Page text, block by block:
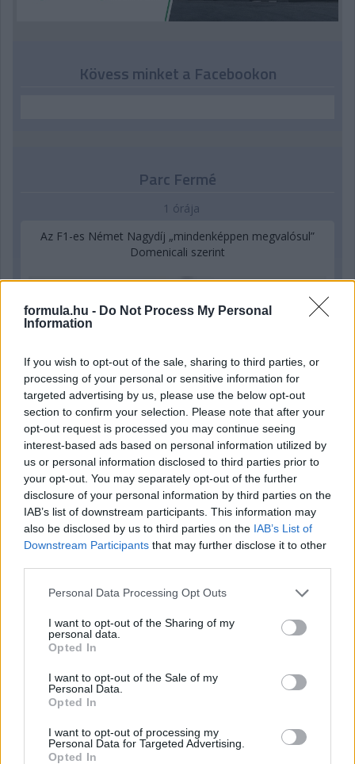
formula.hu - Do Not Process My Personal
Information
If you wish to opt-out of the sale, sharing to third parties, or
processing of your personal or sensitive information for
targeted advertising by us, please use the below opt-out
section to confirm your selection. Please note that after your
opt-out request is processed you may continue seeing
interest-based ads based on personal information utilized by
us or personal information disclosed to third parties prior to
your opt-out. You may separately opt-out of the further
disclosure of your personal information by third parties on the
IAB’s list of downstream participants. This information may
also be disclosed by us to third parties on the IAB’s List of
Downstream Participants that may further disclose it to other
Please note that this website/app uses one or more Google
not limited to your visit or usage behaviour. You may click to
grant or deny consent to Google and its third-party tags to
use your data for below specified purposes in below Google
consent section.
Personal Data Processing Opt Outs
I want to opt-out of the Sharing of my
personal data.
Opted In
I want to opt-out of the Sale of my
Personal Data.
Opted In
I want to opt-out of processing my
Personal Data for Targeted Advertising.
Opted In
Kövess minket a Facebookon
Parc Fermé
1 órája
Az F1-es Német Nagydíj „mindenképpen megvalósul”
Domenicali szerint
5 órája
„Jó látni, hogy közel az álom” – Camara az F1-es
pletykákról